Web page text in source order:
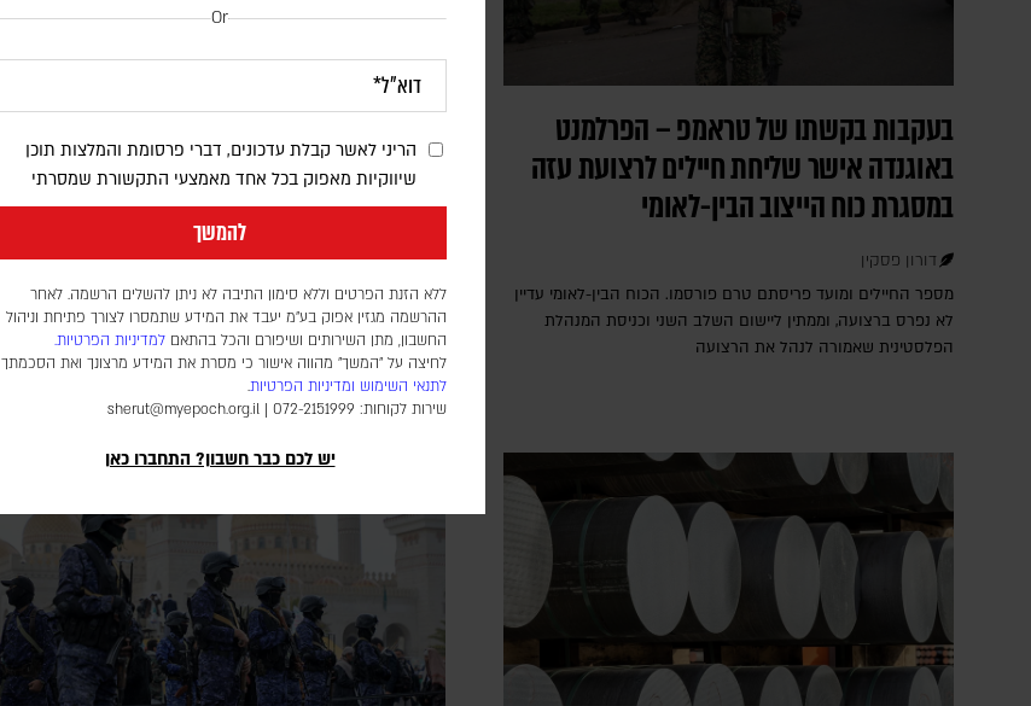
Or
הריני לאשר קבלת עדכונים, דברי פרסומת והמלצות תוכן
שיווקיות מאפוק בכל אחד מאמצעי התקשורת שמסרתי
להמשך
ללא הזנת הפרטים וללא סימון התיבה לא ניתן להשלים הרשמה. לאחר
ההרשמה מגזין אפוק בע״מ יעבד את המידע שתמסרו לצורך פתיחת וניהול
החשבון, מתן השירותים ושיפורם והכל בהתאם למדיניות הפרטיות.
לחיצה על "המשך" מהווה אישור כי מסרת את המידע מרצונך ואת הסכמתך
לתנאי השימוש ומדיניות הפרטיות.
שירות לקוחות: 072-2151999 |
sherut@myepoch.org.il
יש לכם כבר חשבון? התחברו כאן
בעקבות בקשתו של טראמפ – הפרלמנט
באוגנדה אישר שליחת חיילים לרצועת עזה
במסגרת כוח הייצוב הבין-לאומי
דורון פסקין
מספר החיילים ומועד פריסתם טרם פורסמו. הכוח הבין-לאומי עדיין
לא נפרס ברצועה, וממתין ליישום השלב השני וכניסת המנהלת
הפלסטינית שאמורה לנהל את הרצועה
היום על הסכם הגנה משותף
לפי דיווחים במספר סוכנויות ידיעות, ההסכם צפוי להיחתם בג'דה
AFP טען כי המגעים בנושא נמשכו זמן רב, אך ההתפתחויות
האחרונות באזור האיצו אותם. בשלב זה, לא פורסמו פרטים על תוכן
ההסכם